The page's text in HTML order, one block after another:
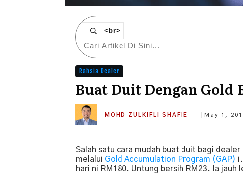
<br>
Rahsia Dealer
Buat Duit Dengan Gold
MOHD ZULKIFLI SHAFIE May 1,
Salah satu cara mudah buat duit bagi
melalui Gold Accumulation Program (GAP)
hari ni RM180. Untung bersih RM23. Ia jauh